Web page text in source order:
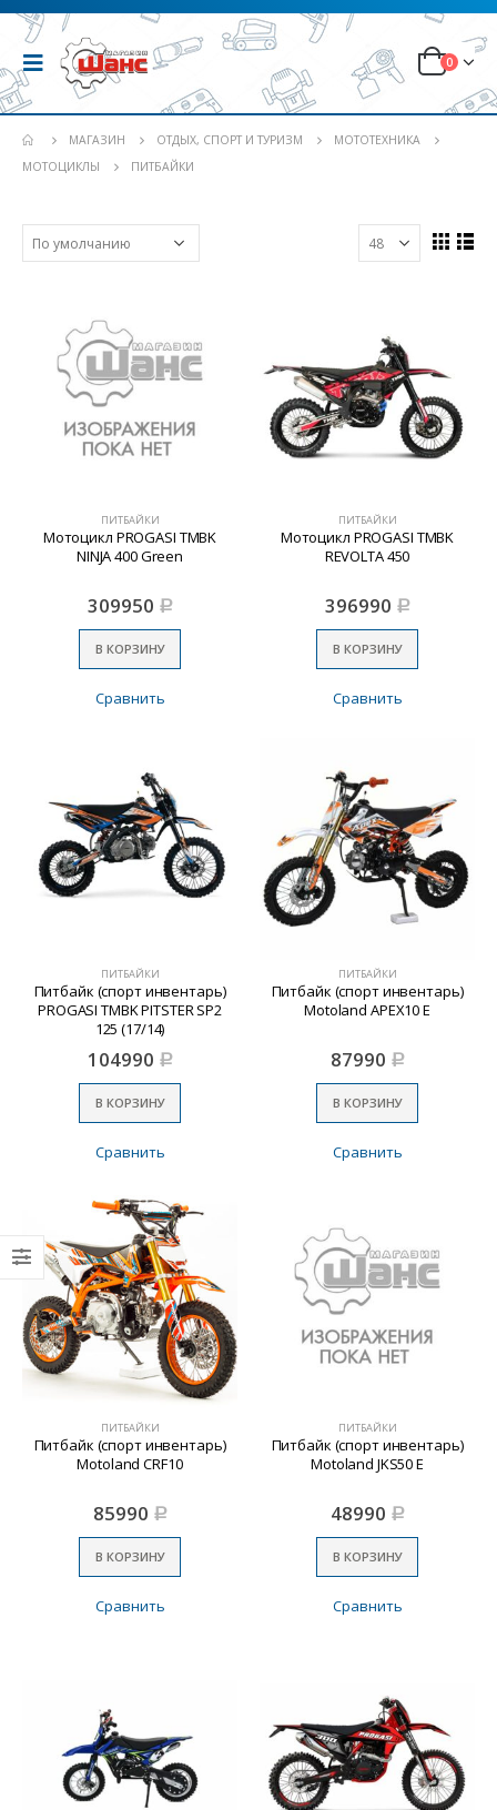
0
МАГАЗИН ОТДЫХ, СПОРТ И ТУРИЗМ
МОТОТЕХНИКА
МОТОЦИКЛЫ
ПИТБАЙКИ
ПИТБАЙКИ
Мотоцикл PROGASI TMBK
NINJA 400 Green
309950 Р
В КОРЗИНУ
Сравнить
ПИТБАЙКИ
Мотоцикл PROGASI TMBK
REVOLTA 450
396990 Р
В КОРЗИНУ
Сравнить
ПИТБАЙКИ
Питбайк (спорт инвентарь)
PROGASI TMBK PITSTER SP2
125 (17/14)
104990 Р
В КОРЗИНУ
Сравнить
ПИТБАЙКИ
Питбайк (спорт инвентарь)
Motoland APEX10 E
87990 Р
В КОРЗИНУ
Сравнить
ПИТБАЙКИ
Питбайк (спорт инвентарь)
Motoland CRF10
85990 Р
В КОРЗИНУ
Сравнить
ПИТБАЙКИ
Питбайк (спорт инвентарь)
Motoland JKS50 E
48990 Р
В КОРЗИНУ
Сравнить